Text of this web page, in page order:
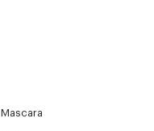
Mascara